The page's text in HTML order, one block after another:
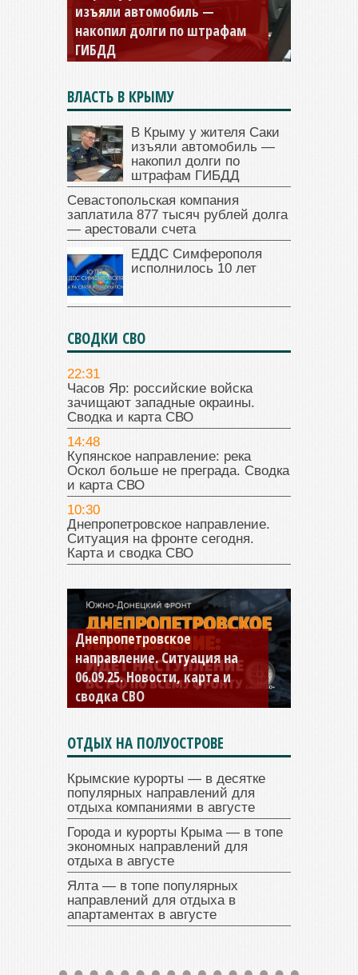
Севастопольская компания
заплатила 877 тысяч рублей
долга — арестовали счета
ВЛАСТЬ В КРЫМУ
В Крыму у жителя Саки
изъяли автомобиль —
накопил долги по
штрафам ГИБДД
Севастопольская компания
заплатила 877 тысяч рублей долга
— арестовали счета
ЕДДС Симферополя
исполнилось 10 лет
СВОДКИ СВО
22:31
Часов Яр: российские войска
зачищают западные окраины.
Сводка и карта СВО
14:48
Купянское направление: река
Оскол больше не преграда. Сводка
и карта СВО
10:30
Днепропетровское направление.
Ситуация на фронте сегодня.
Карта и сводка СВО
Константиновское
направление. Ситуация на
04.09.25 Новости, карта и
сводка СВО
ОТДЫХ НА ПОЛУОСТРОВЕ
Крымские курорты — в десятке
популярных направлений для
отдыха компаниями в августе
Города и курорты Крыма — в топе
экономных направлений для
отдыха в августе
Ялта — в топе популярных
направлений для отдыха в
апартаментах в августе